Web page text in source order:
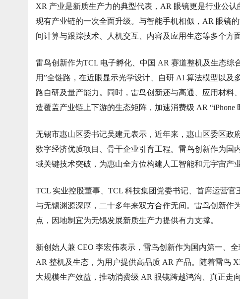
XR 产业是新质生产力的典型代表，AR 眼镜更是行业公
现有产业链的一次全面升级。与智能手机相似，AR 眼镜
间计算与跟踪技术、人机交互、内容及应用生态等多个方
雷鸟创新作为TCL 电子孵化、中国 AR 赛道整机及生态
用”全链路，在近眼显示光学设计、自研 AI 算法模型以
路自研及量产能力。同时，雷鸟创新还与高通、应用材
造覆盖产业链上下游的生态矩阵，加速消费级 AR “iPhone
无锡市惠山区委书记吴建元表示，近年来，惠山区委区
数字经济优质项目、骨干企业引育工程。雷鸟创新作为国
域关键技术突破，为惠山全方位构建人工智能和元宇宙产
TCL 实业控股董事、TCL 科技集团党委书记、首席运营
与无锡渊源深厚，二十多年来双方合作无间。雷鸟创新作
点，因地制宜为无锡发展新质生产力提供有力支撑。
新创始人兼 CEO 李宏伟表示，雷鸟创新作为国内第一、
AR 整机及生态，为用户提供高品质 AR 产品。随着雷鸟
大规模生产效益，推动消费级 AR 眼镜跨越鸿沟、真正走